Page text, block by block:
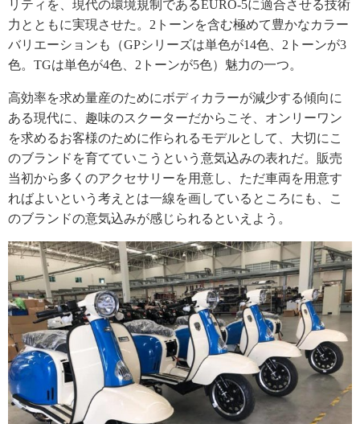
リティを、現代の環境規制であるEURO-5に適合させる技術
力とともに実現させた。2トーンを含む極めて豊かなカラー
バリエーションも（GPシリーズは単色が14色、2トーンが3
色。TGは単色が4色、2トーンが5色）魅力の一つ。
高効率を求め量産のためにボディカラーが減少する傾向に
ある現代に、趣味のスクーターだからこそ、オンリーワン
を求めるお客様のために作られるモデルとして、大切にこ
のブランドを育てていこうという意気込みの表れだ。販売
当初から多くのアクセサリーを用意し、ただ車両を用意す
ればよいという考えとは一線を画しているところにも、こ
のブランドの意気込みが感じられるといえよう。